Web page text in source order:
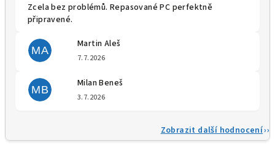
Zcela bez problémů. Repasované PC perfektně
připravené.
MA
Martin Aleš
7.7.2026
MB
Milan Beneš
3.7.2026
Zobrazit další hodnocení